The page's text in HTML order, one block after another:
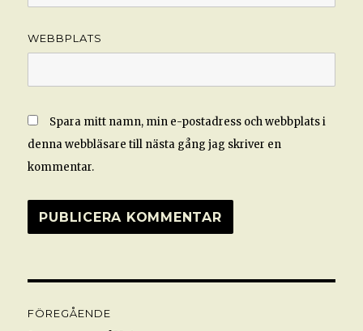
WEBBPLATS
Spara mitt namn, min e-postadress och webbplats i
denna webbläsare till nästa gång jag skriver en
kommentar.
FÖREGÅENDE